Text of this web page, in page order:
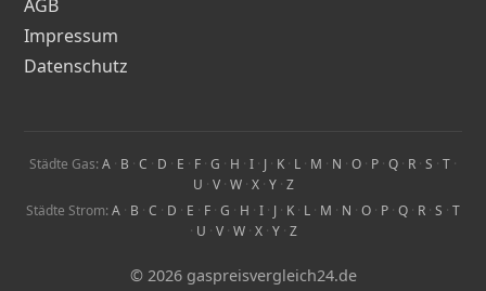
AGB
Impressum
Datenschutz
Städte Gas: A · B · C · D · E · F · G · H · I · J · K · L · M · N · O · P · Q · R · S · T ·
U · V· W· X· Y· Z
Städte Strom: A · B · C · D · E · F · G · H · I · J · K · L · M · N · O · P · Q · R · S · T
· U · V· W· X· Y· Z
© 2026 gaspreisvergleich24.de